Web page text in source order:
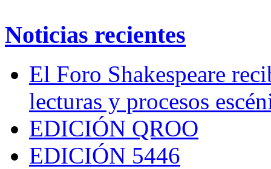
Noticias recientes
El Foro Shakespeare
lecturas y procesos
EDICIÓN QROO
EDICIÓN 5446